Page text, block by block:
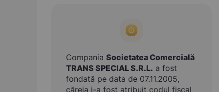
Compania Societatea Comercială
TRANS SPECIAL S.R.L. a fost
fondată pe data de 07.11.2005,
căreia i-a fost atribuit codul fiscal